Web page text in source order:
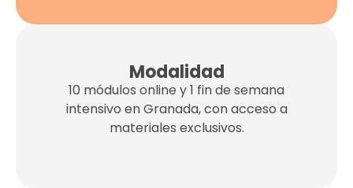
Modalidad
10 módulos online y 1 fin de semana
intensivo en Granada, con acceso a
materiales exclusivos.